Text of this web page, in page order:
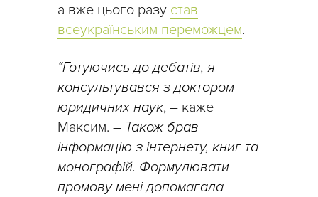
а вже цього разу став
всеукраїнським переможцем.
“Готуючись до дебатів, я
консультувався з доктором
юридичних наук, – каже
Максим. – Також брав
інформацію з інтернету, книг та
монографій. Формулювати
промову мені допомагала